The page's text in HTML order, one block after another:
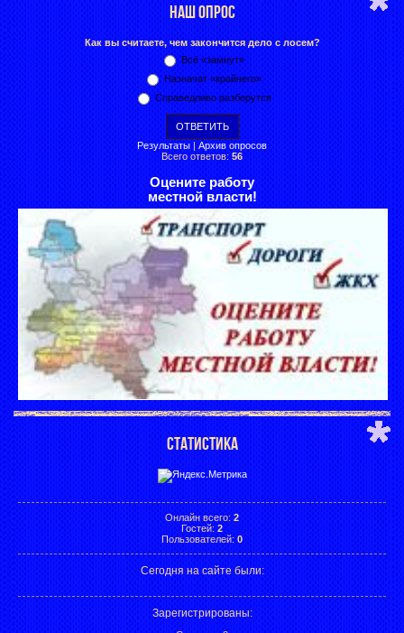
НАШ ОПРОС
Как вы считаете, чем закончится дело с лосем?
Всё «замнут»
Назначат «крайнего»
Справедливо разберутся
Результаты | Архив опросов
Всего ответов: 56
Оцените работу
местной власти!
СТАТИСТИКА
Онлайн всего: 2
Гостей: 2
Пользователей: 0
Сегодня на сайте были:
Зарегистрированы: